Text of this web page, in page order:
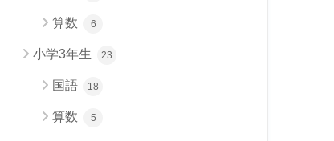
算数 6
小学3年生 23
国語 18
算数 5